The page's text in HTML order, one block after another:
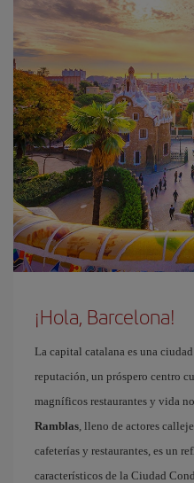
¡Hola, Barcelona!
La capital catalana es una
reputación, un próspero centro
magníficos restaurantes y vida
Ramblas, lleno de actores
cafeterías y restaurantes, es un
característicos de la Ciudad